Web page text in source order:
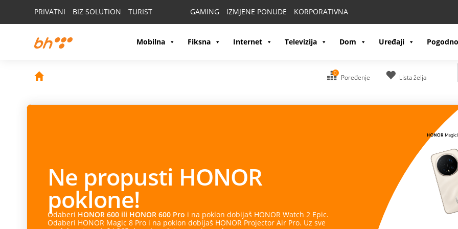
PRIVATNI BIZ SOLUTION TURIST GAMING IZMJENE PONUDE KORPORATIVNA
Mobilna Fiksna Internet Televizija Dom Uređaji
0
Poređenje Lista želja
Ne propusti HONOR
poklone!
Odaberi HONOR 600 ili HONOR 600 Pro i na poklon dobijaš HONOR Watch 2 Epic.
Odaberi HONOR Magic 8 Pro i na poklon dobijaš HONOR Projector Air Pro. Uz sve